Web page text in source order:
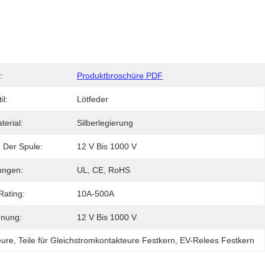
Produktbroschüre PDF
Lötfeder
Silberlegierung
Der Spule: 12 V Bis 1000 V
UL, CE, RoHS
10A-500A
12 V Bis 1000 V
Teile für Gleichstromkontakteure Festkern EV-Relees Festkern